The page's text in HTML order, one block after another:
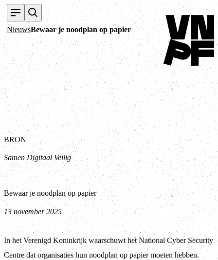
NieuwsBewaar je noodplan op papier
Terug naar
BRON
Samen Digitaal Veilig
Bewaar je noodplan op papier
13 november 2025
In het Verenigd Koninkrijk waarschuwt het National Cyber Security
Centre dat organisaties hun noodplan op papier moeten hebben.